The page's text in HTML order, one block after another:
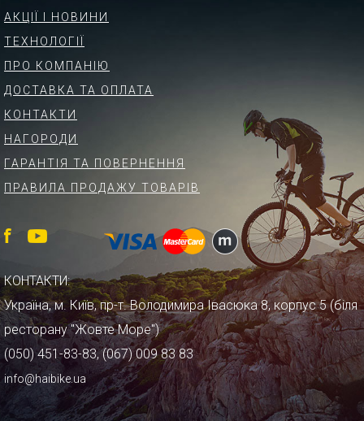
АКЦІЇ І НОВИНИ
ТЕХНОЛОГІЇ
ПРО КОМПАНІЮ
ДОСТАВКА ТА ОПЛАТА
КОНТАКТИ
НАГОРОДИ
ГАРАНТІЯ ТА ПОВЕРНЕННЯ
ПРАВИЛА ПРОДАЖУ ТОВАРІВ
КОНТАКТИ:
Україна, м. Київ, пр-т. Володимира Івасюка 8, корпус 5 (біля
ресторану "Жовте Море")
(050) 451-83-83, (067) 009 83 83
info@haibike.ua